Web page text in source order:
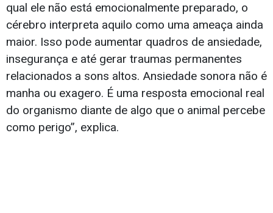
qual ele não está emocionalmente preparado, o
cérebro interpreta aquilo como uma ameaça ainda
maior. Isso pode aumentar quadros de ansiedade,
insegurança e até gerar traumas permanentes
relacionados a sons altos. Ansiedade sonora não é
manha ou exagero. É uma resposta emocional real
do organismo diante de algo que o animal percebe
como perigo”, explica.